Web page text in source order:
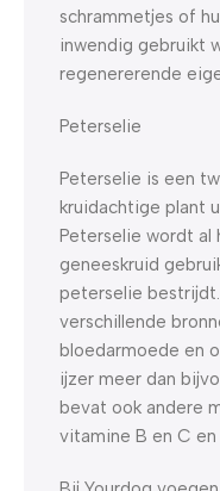
schrammetjes of
inwendig gebruikt
regenererende
Peterselie
Peterselie is een
kruidachtige plant
Peterselie wordt al
geneeskruid
peterselie
verschillende
bloedarmoede en
ijzer meer dan
bevat ook andere
vitamine B en C